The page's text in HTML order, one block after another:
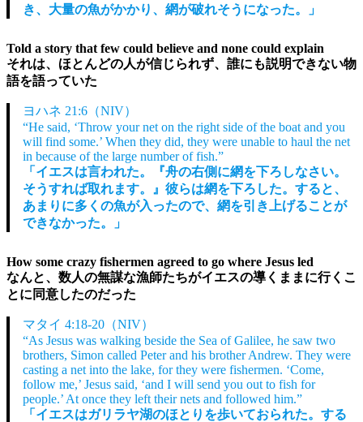
き、大量の魚がかかり、網が破れそうになった。」
Told a story that few could believe and none could explain
それは、ほとんどの人が信じられず、誰にも説明できない物
語を語っていた
ヨハネ 21:6（NIV）
“He said, ‘Throw your net on the right side of the boat and you
will find some.’ When they did, they were unable to haul the net
in because of the large number of fish.”
「イエスは言われた。『舟の右側に網を下ろしなさい。
そうすれば取れます。』彼らは網を下ろした。すると、
あまりに多くの魚が入ったので、網を引き上げることが
できなかった。」
How some crazy fishermen agreed to go where Jesus led
なんと、数人の無謀な漁師たちがイエスの導くままに行くこ
とに同意したのだった
マタイ 4:18-20（NIV）
“As Jesus was walking beside the Sea of Galilee, he saw two
brothers, Simon called Peter and his brother Andrew. They were
casting a net into the lake, for they were fishermen. ‘Come,
follow me,’ Jesus said, ‘and I will send you out to fish for
people.’ At once they left their nets and followed him.”
「イエスはガリラヤ湖のほとりを歩いておられた。する